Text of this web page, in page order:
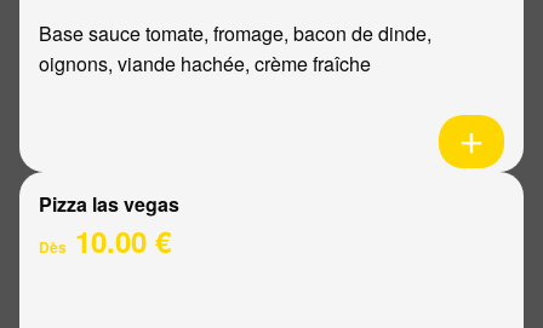
Base sauce tomate, fromage, bacon de dinde,
oignons, viande hachée, crème fraîche
Pizza las vegas
Dès 10.00 €